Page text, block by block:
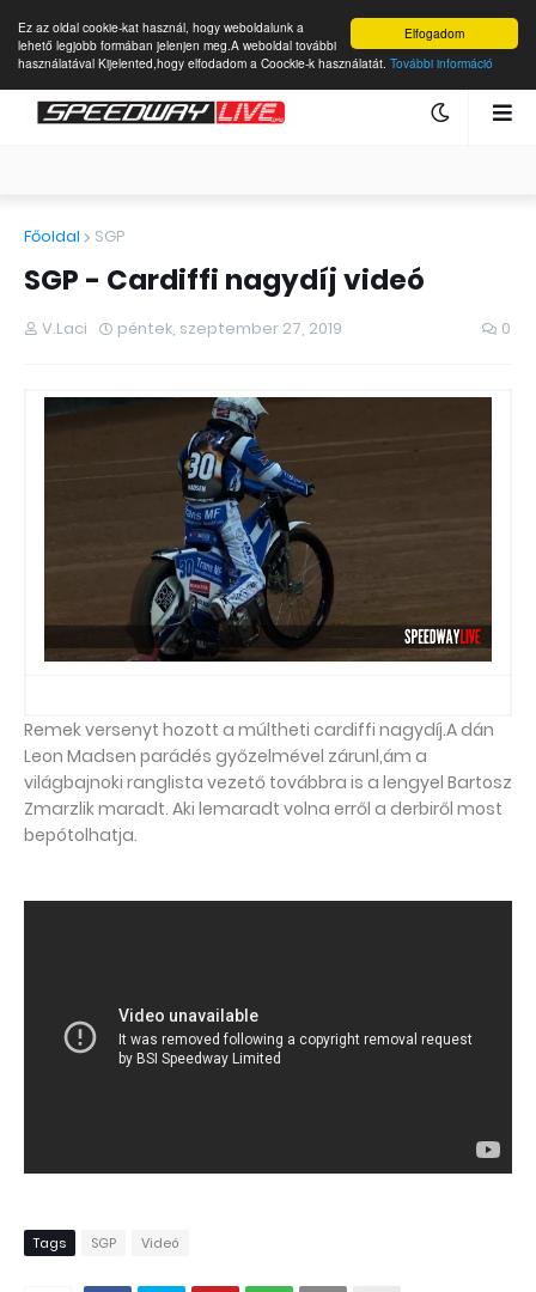
Elfogadom
Ez az oldal cookie-kat használ, hogy weboldalunk a
lehető legjobb formában jelenjen meg.A weboldal további
használatával Kijelented,hogy elfodadom a Coockie-k használatát. További információ
Főoldal SGP
SGP - Cardiffi nagydíj videó
V.Laci péntek, szeptember 27, 2019 0
Remek versenyt hozott a múltheti cardiffi nagydíj.A dán
Leon Madsen parádés győzelmével zárunl,ám a
világbajnoki ranglista vezető továbbra is a lengyel Bartosz
Zmarzlik maradt. Aki lemaradt volna erről a derbiről most
bepótolhatja.
Tags SGP Videó